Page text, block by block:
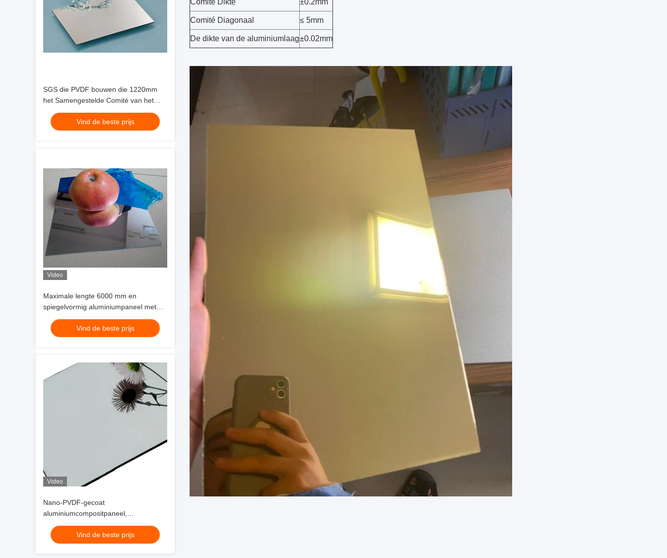
SGS die PVDF bouwen die 1220mm
het Samengestelde Comité van het
Spiegelaluminium met een laag
bedekken
Vind de beste prijs
Video
Maximale lengte 6000 mm en
spiegelvormig aluminiumpaneel met
een dikte van 6 mm
Vind de beste prijs
Video
Nano-PVDF-gecoat
aluminiumcompositpaneel,
corrosiebestendig en elegant voor
hedendaagse bouw en ontwerp
Vind de beste prijs
Comité Dikte ±0.2mm
Comité Diagonaal ≤ 5mm
De dikte van de aluminiumlaag±0.02mm